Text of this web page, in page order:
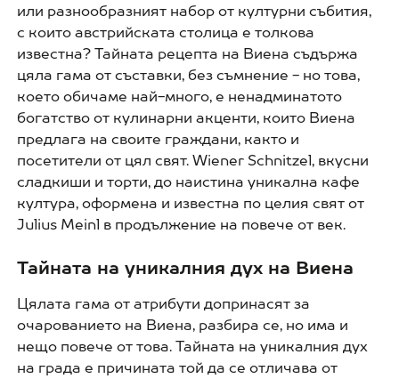
или разнообразният набор от културни събития,
с които австрийската столица е толкова
известна? Тайната рецепта на Виена съдържа
цяла гама от съставки, без съмнение - но това,
което обичаме най-много, е ненадминатото
богатство от кулинарни акценти, които Виена
предлага на своите граждани, както и
посетители от цял свят. Wiener Schnitzel, вкусни
сладкиши и торти, до наистина уникална кафе
култура, оформена и известна по целия свят от
Julius Meinl в продължение на повече от век.
Тайната на уникалния дух на Виена
Цялата гама от атрибути допринасят за
очарованието на Виена, разбира се, но има и
нещо повече от това. Тайната на уникалния дух
на града е причината той да се отличава от